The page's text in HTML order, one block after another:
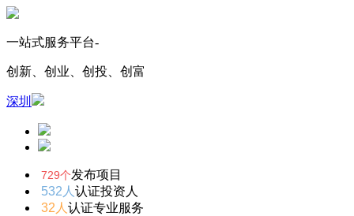
一站式服务平台-
创新、创业、创投、创富
深圳
729个发布项目
532人 认证投资人
32人 认证专业服务